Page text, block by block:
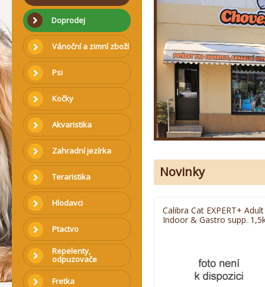
Doprodej
Vánoční a zimní zboží
Psi
Kočky
Akvaristika
Zahradní jezírka
Teraristika
Hlodavci
Ptactvo
Repelenty,
odpuzovače
Fretka
Novinky
Calibra Cat EXPERT+ Adult
Indoor & Gastro supp.